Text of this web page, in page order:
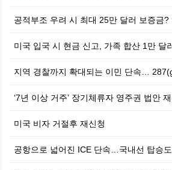
공적부조 우려 시 최대 25만 달러 보증금?
미국 입국 시 현금 신고, 가족 합산 1만 달
지역 경찰까지 확대되는 이민 단속…
‘7년 이상 거주’ 장기체류자 영주권 법안
미국 비자 거절후 재신청
공항으로 넓어진 ICE 단속…국내선 탑승